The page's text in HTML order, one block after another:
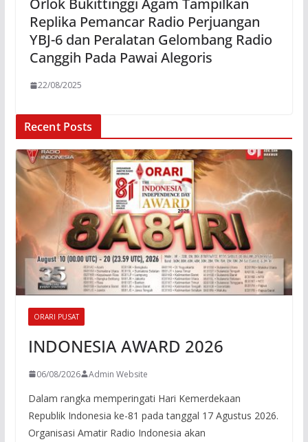
Orlok Bukittinggi Agam Tampilkan
Replika Pemancar Radio Perjuangan
YBJ-6 dan Peralatan Gelombang Radio
Canggih Pada Pawai Alegoris
22/08/2025
Recent Posts
ORARI PUSAT
INDONESIA AWARD 2026
06/08/2026 Admin Website
Dalam rangka memperingati Hari Kemerdekaan
Republik Indonesia ke-81 pada tanggal 17 Agustus 2026.
Organisasi Amatir Radio Indonesia akan